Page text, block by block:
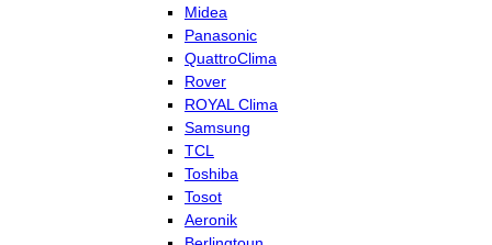
Midea
Panasonic
QuattroClima
Rover
ROYAL Clima
Samsung
TCL
Toshiba
Tosot
Aeronik